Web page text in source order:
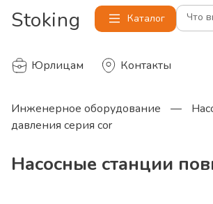
Stoking Каталог Что
Юрлицам Контакты
Инженерное оборудование —
давления серия cor
Насосные станции